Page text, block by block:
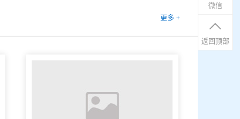
更多 +
微信
返回顶部